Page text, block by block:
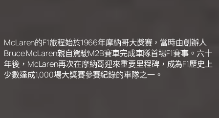
McLaren的F1旅程始於1966年摩納哥大獎賽，當時由創辦人
Bruce McLaren親自駕駛M2B賽車完成車隊首場F1賽事。六十
年後，McLaren再次在摩納哥迎來重要里程碑，成為F1歷史上
少數達成1,000場大獎賽參賽紀錄的車隊之一。